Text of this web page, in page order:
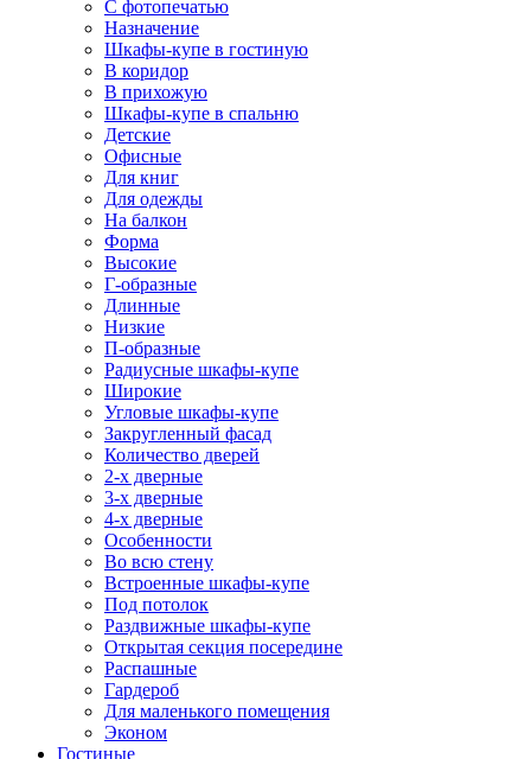
С фотопечатью
Назначение
Шкафы-купе в гостиную
В коридор
В прихожую
Шкафы-купе в спальню
Детские
Офисные
Для книг
Для одежды
На балкон
Форма
Высокие
Г-образные
Длинные
Низкие
П-образные
Радиусные шкафы-купе
Широкие
Угловые шкафы-купе
Закругленный фасад
Количество дверей
2-х дверные
3-х дверные
4-х дверные
Особенности
Во всю стену
Встроенные шкафы-купе
Под потолок
Раздвижные шкафы-купе
Открытая секция посередине
Распашные
Гардероб
Для маленького помещения
Эконом
Гостиные